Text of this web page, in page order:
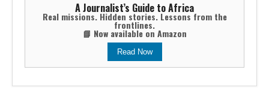
A Journalist’s Guide to Africa
Real missions. Hidden stories. Lessons from the
frontlines.
📘 Now available on Amazon
Read Now